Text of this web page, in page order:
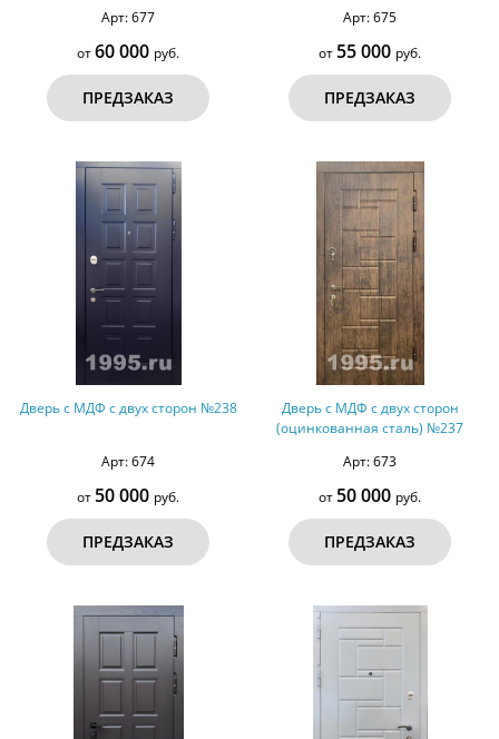
Арт: 677
от60 000 руб.
ПРЕДЗАКАЗ
Арт: 675
от 55 000 руб.
ПРЕДЗАКАЗ
Дверь с МДФ с двух сторон №238
Арт: 674
от 50 000 руб.
ПРЕДЗАКАЗ
Дверь с МДФ с двух сторон
(оцинкованная сталь) №237
Арт: 673
от 50 000 руб.
ПРЕДЗАКАЗ